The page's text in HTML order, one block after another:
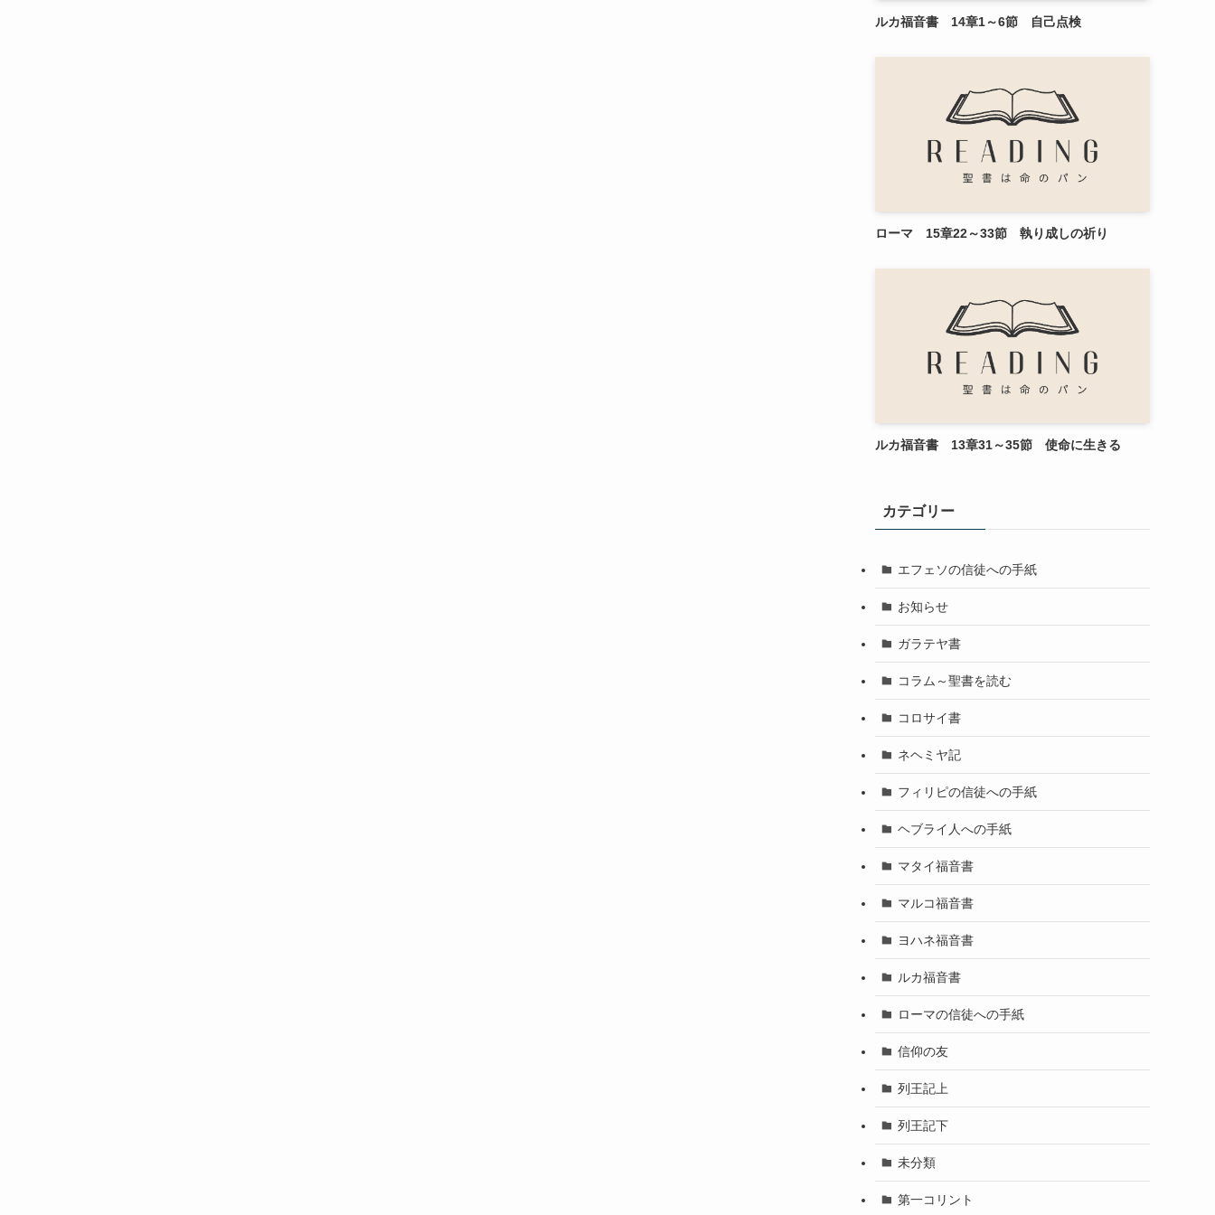
ルカ福音書 14章1～6節 自己点検
ローマ 15章22～33節 執り成しの祈り
ルカ福音書 13章31～35節 使命に生きる
カテゴリー
エフェソの信徒への手紙
お知らせ
ガラテヤ書
コラム～聖書を読む
コロサイ書
ネヘミヤ記
フィリピの信徒への手紙
ヘブライ人への手紙
マタイ福音書
マルコ福音書
ヨハネ福音書
ルカ福音書
ローマの信徒への手紙
信仰の友
列王記上
列王記下
未分類
第一コリント